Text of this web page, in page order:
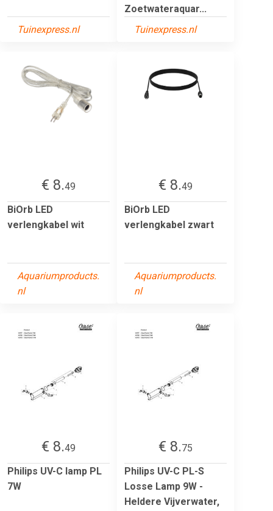
Tuinexpress.nl
Zoetwateraquar...
Tuinexpress.nl
€ 8.49
BiOrb LED
verlengkabel wit
Aquariumproducts.
nl
€ 8.49
BiOrb LED
verlengkabel zwart
Aquariumproducts.
nl
€ 8.49
Philips UV-C lamp PL
7W
€ 8.75
Philips UV-C PL-S
Losse Lamp 9W -
Heldere Vijverwater,